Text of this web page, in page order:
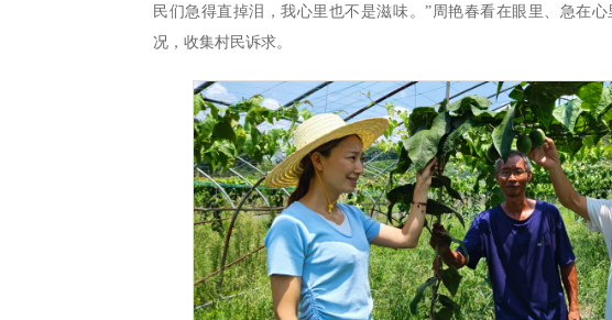
民们急得直掉泪，我心里也不是滋味。”周艳春看在眼里、急在
况，收集村民诉求。